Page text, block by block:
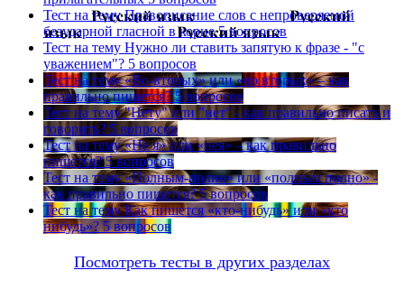
Тест на тему Правописание слов с непроверяемой
безударной гласной в корне 5 вопросов
Тест на тему Нужно ли ставить запятую к фразе - "с
уважением"? 5 вопросов
Тест на тему «Во-вторых» или «во вторых» – как
правильно пишется? 5 вопросов
Тест на тему "Нету" или "нет" - как правильно писать и
говорить? 5 вопросов
Тест на тему «Не я» или «нея» – как правильно
пишется? 5 вопросов
Тест на тему «Полным-полно» или «полным полно» -
как правильно пишется? 5 вопросов
Тест на тему Как пишется «кто-нибудь» или «кто
нибудь»? 5 вопросов
Посмотреть тесты в других разделах